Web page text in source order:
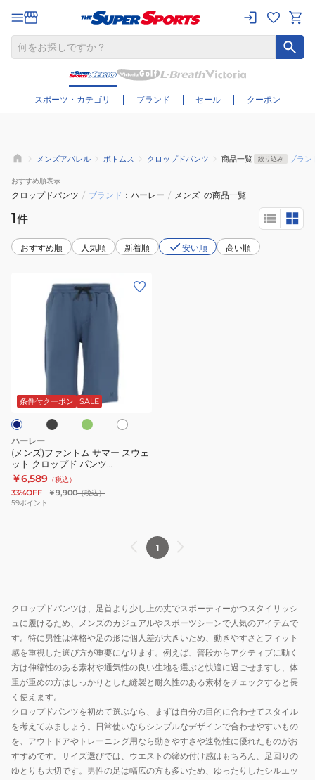
スポーツ・カテゴリ ブランド セール クーポン
さらに絞り込む
メンズアパレル ボトムス クロップドパンツ 商品一覧 絞り込み ブラン
おすすめ順表示
クロップドパンツ / ブランド ハーレー / メンズ の商品一覧
1件
おすすめ順 人気順 新着順 安い順 高い順
ム
サ
マ
ー
ス
ウ
ェ
ド
パ
ン
ツ
MCWS251136
条件付クーポン SALE
ー
ホ
イ
ト
ハーレー
(メンズ)ファントム サマー スウェ
ット クロップド パンツ
MCWS251136
￥6,589 （税込）
33%OFF ￥9,900（税込）
59ポイント
1
クロップドパンツは、足首より少し上の丈でスポーティーかつスタイリッシ
ュに履けるため、メンズのカジュアルやスポーツシーンで人気のアイテムで
す。特に男性は体格や足の形に個人差が大きいため、動きやすさとフィット
感を重視した選び方が重要になります。例えば、普段からアクティブに動く
方は伸縮性のある素材や通気性の良い生地を選ぶと快適に過ごせますし、体
重が重めの方はしっかりとした縫製と耐久性のある素材をチェックすると長
く使えます。
クロップドパンツを初めて選ぶなら、まずは自分の目的に合わせてスタイル
を考えてみましょう。日常使いならシンプルなデザインで合わせやすいもの
を、アウトドアやトレーニング用なら動きやすさや速乾性に優れたものがお
すすめです。サイズ選びでは、ウエストの締め付け感はもちろん、足回りの
ゆとりも大切です。男性の足は幅広の方も多いため、ゆったりしたシルエッ